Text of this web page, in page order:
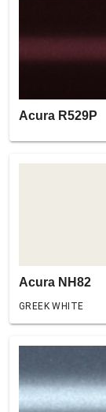
Acura R529P
Acura NH82
GREEK WHITE